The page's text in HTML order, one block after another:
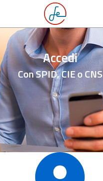
Accedi
Con SPID, CIE o CNS